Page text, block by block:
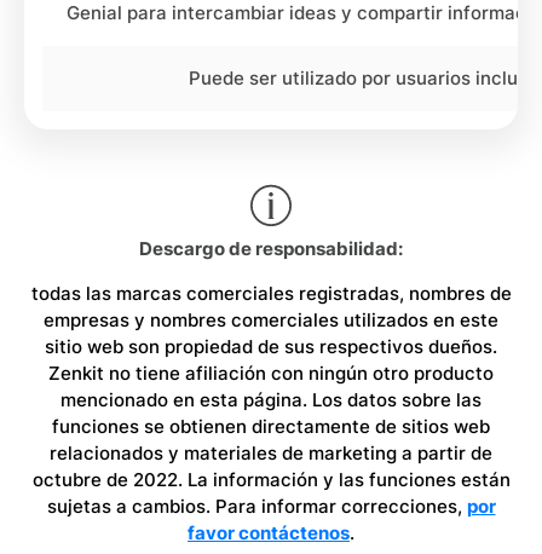
Genial para intercambiar ideas y compartir
Puede ser utilizado por usuarios
Descargo de responsabilidad:
todas las marcas comerciales registradas, nombres de
empresas y nombres comerciales utilizados en este
sitio web son propiedad de sus respectivos dueños.
Zenkit no tiene afiliación con ningún otro producto
mencionado en esta página. Los datos sobre las
funciones se obtienen directamente de sitios web
relacionados y materiales de marketing a partir de
octubre de 2022. La información y las funciones están
sujetas a cambios. Para informar correcciones, por
favor contáctenos.